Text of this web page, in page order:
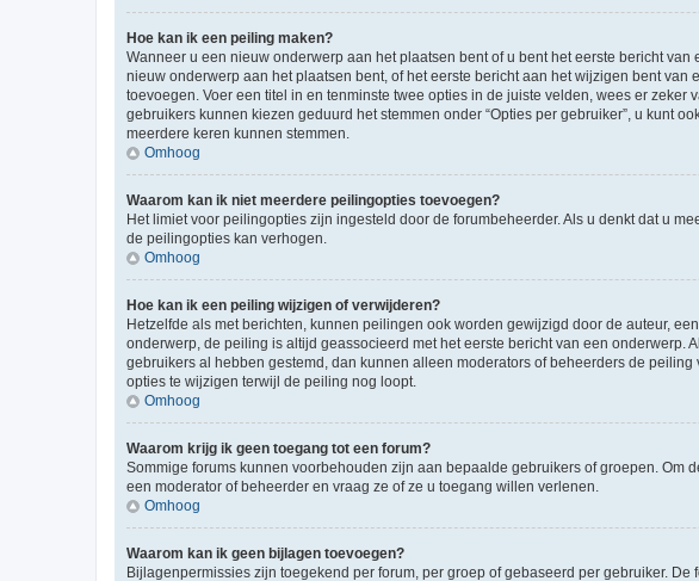
Hoe kan ik een peiling maken?
Wanneer u een nieuw onderwerp aan het plaatsen bent of u bent het eerste bericht
nieuw onderwerp aan het plaatsen bent, of het eerste bericht aan het wijzigen bent
toevoegen. Voer een titel in en tenminste twee opties in de juiste velden, wees er
gebruikers kunnen kiezen geduurd het stemmen onder “Opties per gebruiker”, u kunt
meerdere keren kunnen stemmen.
Omhoog
Waarom kan ik niet meerdere peilingopties toevoegen?
Het limiet voor peilingopties zijn ingesteld door de forumbeheerder. Als u denkt dat u
de peilingopties kan verhogen.
Omhoog
Hoe kan ik een peiling wijzigen of verwijderen?
Hetzelfde als met berichten, kunnen peilingen ook worden gewijzigd door de auteur,
onderwerp, de peiling is altijd geassocieerd met het eerste bericht van een
gebruikers al hebben gestemd, dan kunnen alleen moderators of beheerders de
opties te wijzigen terwijl de peiling nog loopt.
Omhoog
Waarom krijg ik geen toegang tot een forum?
Sommige forums kunnen voorbehouden zijn aan bepaalde gebruikers of groepen. Om
een moderator of beheerder en vraag ze of ze u toegang willen verlenen.
Omhoog
Waarom kan ik geen bijlagen toevoegen?
Bijlagenpermissies zijn toegekend per forum, per groep of gebaseerd per gebruiker.